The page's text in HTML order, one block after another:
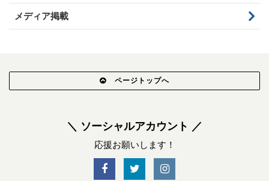
メディア掲載
ページトップへ
＼ ソーシャルアカウント ／
応援お願いします！